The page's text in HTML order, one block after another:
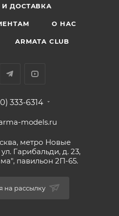
ДОСТАВКА
О НАС
ARMATA CLUB
333-6314
models.ru
метро Новые
Гарибальди, д. 23,
павильон 2П-65.
на рассылку